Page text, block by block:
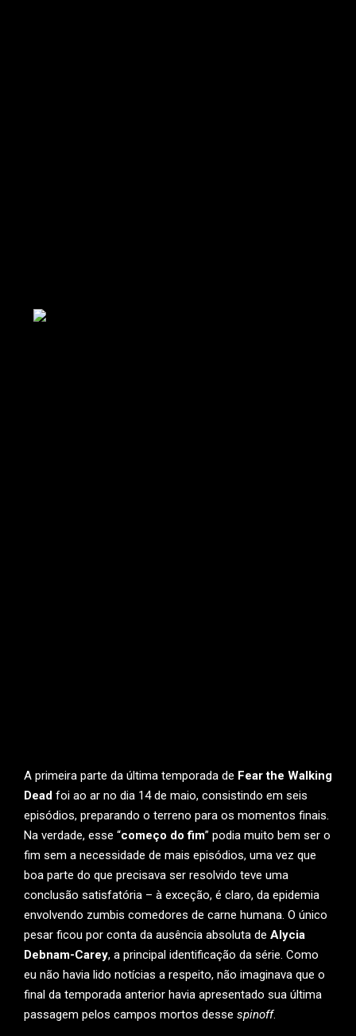
A primeira parte da última temporada de Fear the Walking
Dead foi ao ar no dia 14 de maio, consistindo em seis
episódios, preparando o terreno para os momentos finais.
Na verdade, esse “começo do fim” podia muito bem ser o
fim sem a necessidade de mais episódios, uma vez que
boa parte do que precisava ser resolvido teve uma
conclusão satisfatória – à exceção, é claro, da epidemia
envolvendo zumbis comedores de carne humana. O único
pesar ficou por conta da ausência absoluta de Alycia
Debnam-Carey, a principal identificação da série. Como
eu não havia lido notícias a respeito, não imaginava que o
final da temporada anterior havia apresentado sua última
passagem pelos campos mortos desse spinoff.